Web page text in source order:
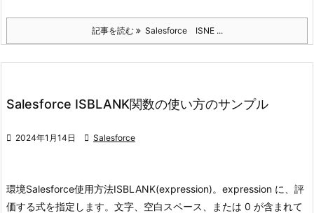
記事を読む Salesforce ISNE ...
Salesforce ISBLANK関数の使い方のサンプル
 2024年1月14日  Salesforce
環境Salesforce使用方法ISBLANK(expression)。expression に、評
価する式を指定します。 文字、空白スペース、または 0 が含まれて